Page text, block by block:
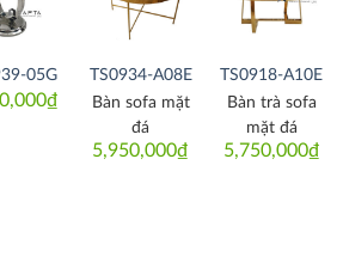
Thích
05G
₫
Thích
TS0934-A08E
5,950,000₫
Bàn sofa mặt
đá
Thích
TS0918-A10E
5,750,000₫
Bàn trà sofa
mặt đá